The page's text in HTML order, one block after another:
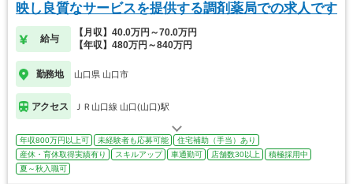
映し良質なサービスを提供する調剤薬局での求人です
給与
【月収】40.0万円～70.0万円
【年収】480万円～840万円
勤務地 山口県 山口市
アクセス ＪＲ山口線 山口(山口)駅
年収800万円以上可 未経験者も応募可能
住宅補助（手当）あり
産休・育休取得実績有り
スキルアップ 車通勤可 店舗数30以上
積極採用中
夏～秋入職可